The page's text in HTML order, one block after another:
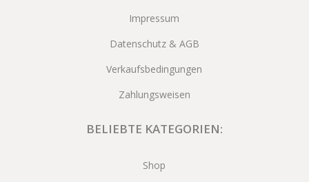
Impressum
Datenschutz & AGB
Verkaufsbedingungen
Zahlungsweisen
BELIEBTE KATEGORIEN:
Shop